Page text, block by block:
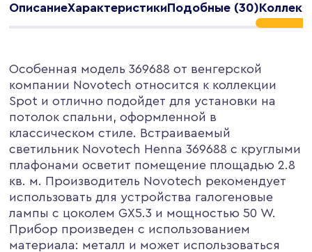
ОписаниеХарактеристикиПодобные (30)
Особенная модель 369688 от венгерской
компании Novotech относится к коллекции
Spot и отлично подойдет для установки на
потолок спальни, оформленной в
классическом стиле. Встраиваемый
светильник Novotech Henna 369688 с круглыми
плафонами осветит помещение площадью 2.8
кв. м. Производитель Novotech рекомендует
использовать для устройства галогеновые
лампы с цоколем GX5.3 и мощностью 50 W.
Прибор произведен с использованием
материала: металл и может использоваться